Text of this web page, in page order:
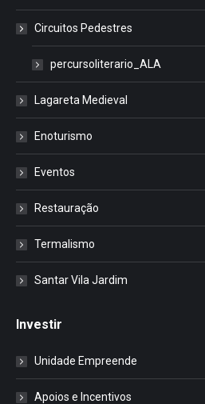
Circuitos Pedestres
percursoliterario_ALA
Lagareta Medieval
Enoturismo
Eventos
Restauração
Termalismo
Santar Vila Jardim
Investir
Unidade Empreende
Apoios e Incentivos